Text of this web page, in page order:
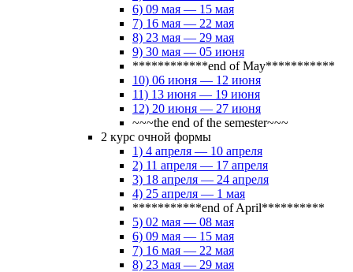
6) 09 мая — 15 мая
7) 16 мая — 22 мая
8) 23 мая — 29 мая
9) 30 мая — 05 июня
************end of May***********
10) 06 июня — 12 июня
11) 13 июня — 19 июня
12) 20 июня — 27 июня
~~~the end of the semester~~~
2 курс очной формы
1) 4 апреля — 10 апреля
2) 11 апреля — 17 апреля
3) 18 апреля — 24 апреля
4) 25 апреля — 1 мая
***********end of April**********
5) 02 мая — 08 мая
6) 09 мая — 15 мая
7) 16 мая — 22 мая
8) 23 мая — 29 мая